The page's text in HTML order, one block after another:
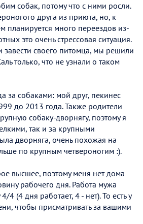
собак, потому что с ними росли.
друга из приюта, но, к
планируется много переездов из-
это очень стрессовая ситуация.
своего питомца, мы решили
только, что не узнали о таком
за собаками: мой друг, пекинес
до 2013 года. Также родители
собаку-дворнягу, поэтому я
так и за крупными
дворняга, очень похожая на
по крупным четвероногим :).
высшее, поэтому меня нет дома
рабочего дня. Работа мужа
4 (4 дня работает, 4 - нет). То есть у
чтобы присматривать за вашими